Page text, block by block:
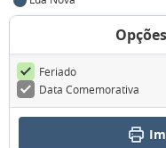
Feriado
Data Comemorativa